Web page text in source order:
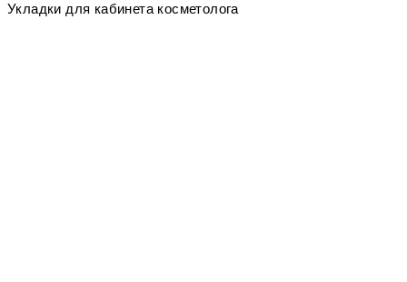
Укладки для кабинета косметолога